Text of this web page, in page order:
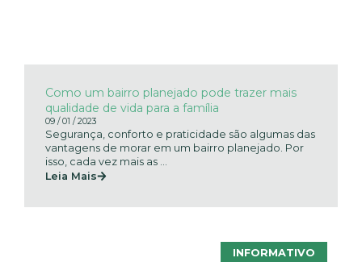
Como um bairro planejado pode trazer mais
qualidade de vida para a família
09 / 01 / 2023
Segurança, conforto e praticidade são algumas das
vantagens de morar em um bairro planejado. Por
isso, cada vez mais as ...
Leia Mais
INFORMATIVO